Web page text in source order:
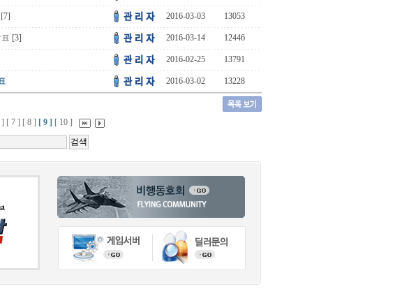
[7] 2016-03-03 13053
[3] 2016-03-14 12446
2016-02-25 13791
2016-03-02 13228
[ 7 ] [ 8 ] [ 9 ] [ 10 ]